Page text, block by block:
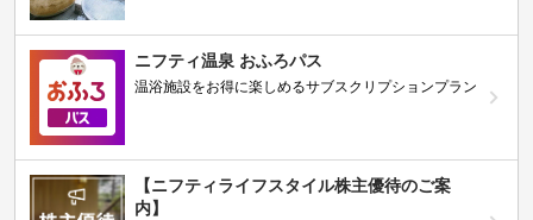
ニフティ温泉 おふろパス
温浴施設をお得に楽しめるサブスクリプションプラン
【ニフティライフスタイル株主優待のご案
内】